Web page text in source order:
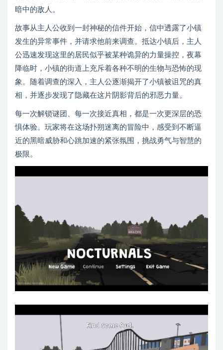
暗中的敌人。
故事从主人公收到一封神秘的信件开始，信中透露了小镇
发生的异常事件，并请求他前来调查。抵达小镇后，主人
公迅速发现这里的居民似乎被某种诡异的力量操控，夜幕
降临时，小镇的街道上充斥着各种不明的生物与恐怖的现
象。随着调查的深入，主人公逐渐揭开了小镇被诅咒的真
相，并逐步发现了隐藏在这片阴影背后的邪恶力量。
每一次解锁谜团、每一次接近真相，都是一次更深层的恐
惧体验。玩家将在这场扑朔迷离的冒险中，感受到不断逼
近的黑暗威胁和心跳加速的紧张氛围，挑战勇气与智慧的
极限。